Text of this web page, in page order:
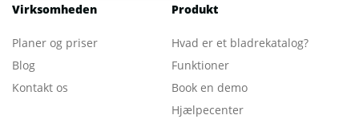
Virksomheden
Planer og priser
Blog
Kontakt os
Produkt
Hvad er et bladrekatalog?
Funktioner
Book en demo
Hjælpecenter